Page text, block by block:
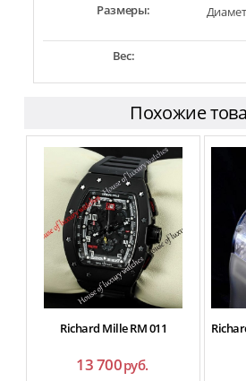
Размеры:
Вес:
Похожие
Richard Mille RM 011
13 700руб.